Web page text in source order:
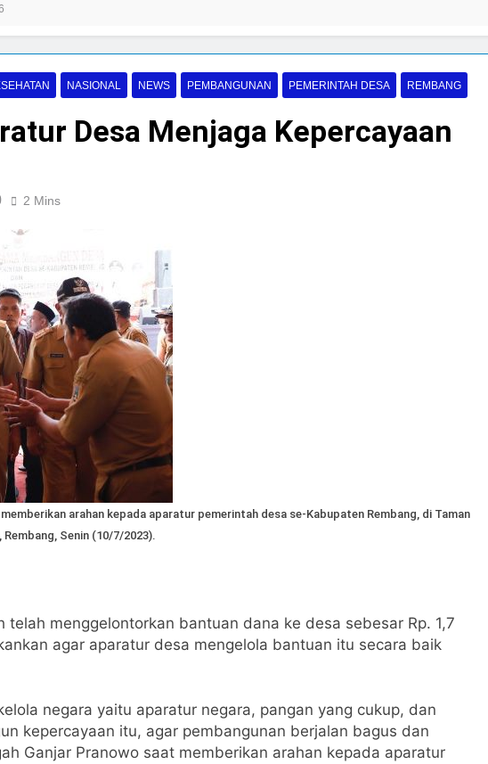
NASIONAL NEWS PEMBANGUNAN PEMERINTAH DESA REMBANG
Desa Menjaga Kepercayaan
2 Mins
arahan kepada aparatur pemerintah desa se-Kabupaten Rembang, di Taman
Senin (10/7/2023).
telah menggelontorkan bantuan dana ke desa sebesar Rp. 1,7
agar aparatur desa mengelola bantuan itu secara baik
negara yaitu aparatur negara, pangan yang cukup, dan
kepercayaan itu, agar pembangunan berjalan bagus dan
Ganjar Pranowo saat memberikan arahan kepada aparatur